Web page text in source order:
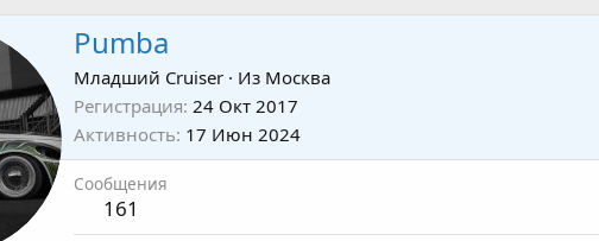
Pumba
Младший Cruiser · Из Москва
Регистрация 24 Окт 2017
Активность 17 Июн 2024
Сообщения
161